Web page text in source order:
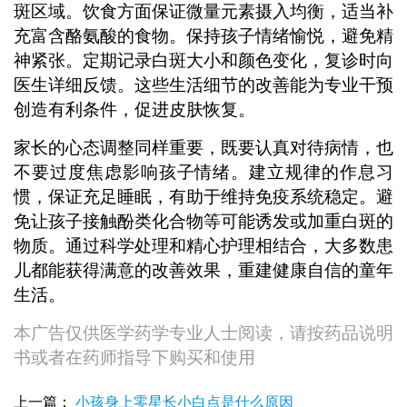
斑区域。饮食方面保证微量元素摄入均衡，适当补
充富含酪氨酸的食物。保持孩子情绪愉悦，避免精
神紧张。定期记录白斑大小和颜色变化，复诊时向
医生详细反馈。这些生活细节的改善能为专业干预
创造有利条件，促进皮肤恢复。
家长的心态调整同样重要，既要认真对待病情，也
不要过度焦虑影响孩子情绪。建立规律的作息习
惯，保证充足睡眠，有助于维持免疫系统稳定。避
免让孩子接触酚类化合物等可能诱发或加重白斑的
物质。通过科学处理和精心护理相结合，大多数患
儿都能获得满意的改善效果，重建健康自信的童年
生活。
本广告仅供医学药学专业人士阅读，请按药品说明
书或者在药师指导下购买和使用
上一篇： 小孩身上零星长小白点是什么原因